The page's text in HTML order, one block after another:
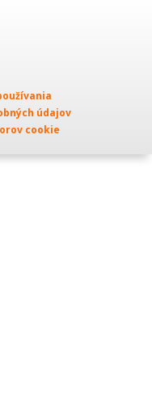
údajov
cookie